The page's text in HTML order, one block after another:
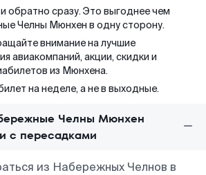
обратно сразу. Это выгоднее чем
Челны Мюнхен в одну сторону.
внимание на лучшие
авиакомпаний, акции, скидки и
из Мюнхена.
на неделе, а не в выходные.
Челны Мюнхен
с пересадками
из Набережных Челнов в